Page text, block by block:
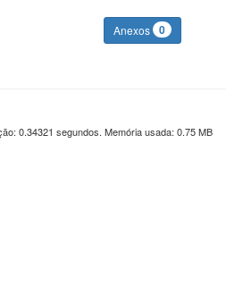
Anexos 0
0.34321 segundos. Memória usada: 0.75 MB